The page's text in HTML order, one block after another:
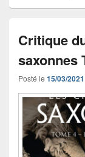
Critique
saxonnes
Posté le 15/03/2021